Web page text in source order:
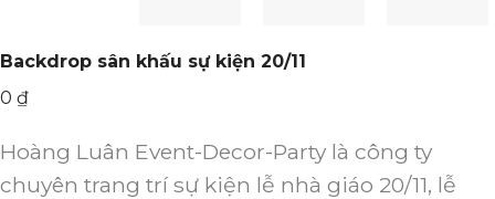
Backdrop sân khấu sự kiện 20/11
0 ₫
Hoàng Luân Event-Decor-Party là công ty
chuyên trang trí sự kiện lễ nhà giáo 20/11, lễ